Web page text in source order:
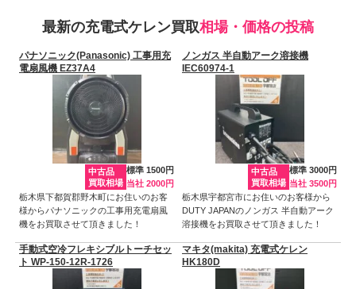
最新の充電式ケレン買取相場・価格の投稿
パナソニック(Panasonic) 工事用充
電扇風機 EZ37A4
中古品
買取相場
標準 1500円
当社 2000円
栃木県下都賀郡野木町にお住いのお客
様からパナソニックの工事用充電扇風
機をお買取させて頂きました！
ノンガス 半自動アーク溶接機
IEC60974-1
中古品
買取相場
標準 3000円
当社 3500円
栃木県宇都宮市にお住いのお客様から
DUTY JAPANのノンガス 半自動アーク
溶接機をお買取させて頂きました！
手動式空冷フレキシブルトーチセッ
ト WP-150-12R-1726
マキタ(makita) 充電式ケレン
HK180D